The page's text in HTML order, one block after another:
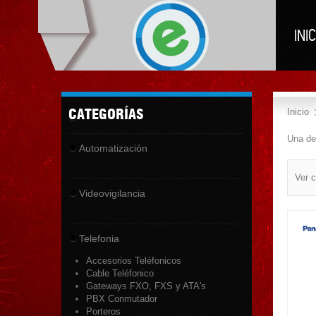
Inicio
Una
Ver
CATEGORÍAS
Automatización
Videovigilancia
Cables
Cámaras IP
Cámaras Turbo
Almacenamiento
DVR Videograbadores
Telefonia
Accesorios Teléfonicos
Cable Teléfonico
Gateways FXO, FXS y ATA's
PBX Conmutador
Porteros